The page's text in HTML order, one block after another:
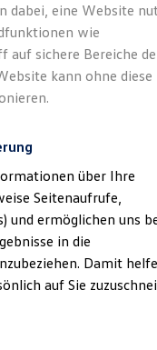
Leasing
& Rechtliches
dabei, eine Website
wie
auf sichere Bereiche
kann ohne diese
über Ihre
Seitenaufrufe,
und ermöglichen uns
in die
Damit
auf Sie